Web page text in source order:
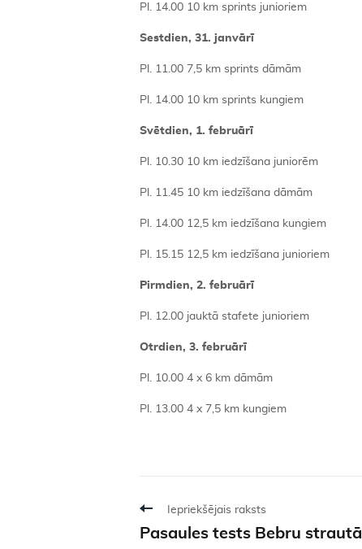
Pl. 14.00 10 km sprints junioriem
Sestdien, 31. janvārī
Pl. 11.00 7,5 km sprints dāmām
Pl. 14.00 10 km sprints kungiem
Svētdien, 1. februārī
Pl. 10.30 10 km iedzīšana juniorēm
Pl. 11.45 10 km iedzīšana dāmām
Pl. 14.00 12,5 km iedzīšana kungiem
Pl. 15.15 12,5 km iedzīšana junioriem
Pirmdien, 2. februārī
Pl. 12.00 jauktā stafete junioriem
Otrdien, 3. februārī
Pl. 10.00 4 x 6 km dāmām
Pl. 13.00 4 x 7,5 km kungiem
Iepriekšējais raksts
Pasaules tests Bebru strautā